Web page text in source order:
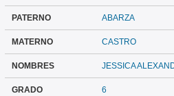
PATERNO ABARZA
MATERNO CASTRO
NOMBRES JESSICA
GRADO 6